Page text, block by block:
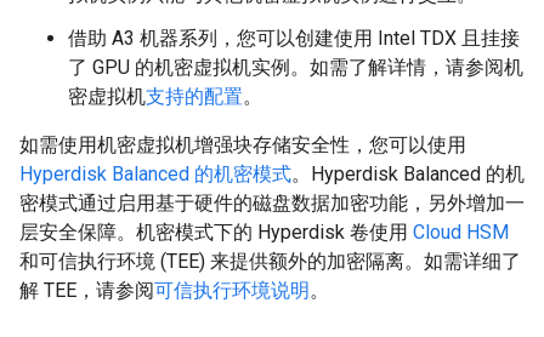
借助 A3 机器系列，您可以创建使用 Intel TDX 且挂接
了 GPU 的机密虚拟机实例。如需了解详情，请参阅机
密虚拟机支持的配置。
如需使用机密虚拟机增强块存储安全性，您可以使用
Hyperdisk Balanced 的机密模式。Hyperdisk Balanced 的机
密模式通过启用基于硬件的磁盘数据加密功能，另外增加一
层安全保障。机密模式下的 Hyperdisk 卷使用 Cloud HSM
和可信执行环境 (TEE) 来提供额外的加密隔离。如需详细了
解 TEE，请参阅可信执行环境说明。